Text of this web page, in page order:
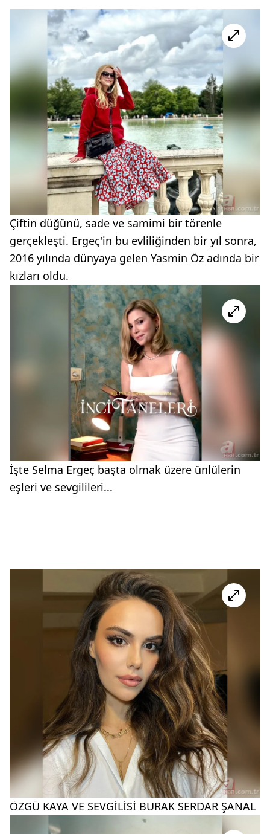
Çiftin düğünü, sade ve samimi bir törenle
gerçekleşti. Ergeç'in bu evliliğinden bir yıl sonra,
2016 yılında dünyaya gelen Yasmin Öz adında bir
kızları oldu.
İşte Selma Ergeç başta olmak üzere ünlülerin
eşleri ve sevgilileri...
ÖZGÜ KAYA VE SEVGİLİSİ BURAK SERDAR ŞANAL